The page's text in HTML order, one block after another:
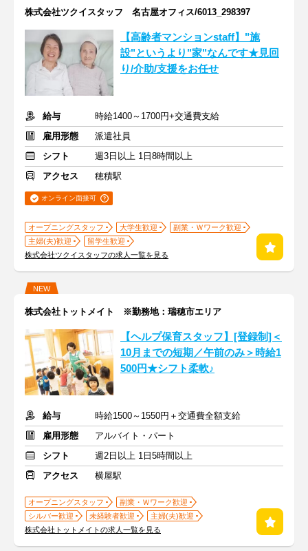
株式会社ツクイスタッフ 名古屋オフィス/6013_298397
【高齢者マンションstaff】"施
設"というより"家"なんです★見回
り/介助/支援をお任せ
給与
時給1400～1700円+交通費支給
雇用形態
派遣社員
シフト
週3日以上 1日8時間以上
アクセス
穂積駅
オンライン面接可
オープニングスタッフ 大学生歓迎
副業・Ｗワーク歓迎
主婦(夫)歓迎
留学生歓迎
株式会社ツクイスタッフの求人一覧を見る
NEW
株式会社トットメイト ※勤務地：瑞穂市エリア
【ヘルプ保育スタッフ】[登録制]＜
10月までの短期／午前のみ＞時給1
500円★シフト柔軟♪
給与
時給1500～1550円＋交通費全額支給
雇用形態
アルバイト・パート
シフト
週2日以上 1日5時間以上
アクセス
横屋駅
オープニングスタッフ
副業・Ｗワーク歓迎
シルバー歓迎
未経験者歓迎
主婦(夫)歓迎
株式会社トットメイトの求人一覧を見る